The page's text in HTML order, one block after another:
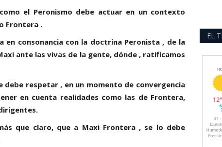
el Peronismo debe actuar en un contexto
Frontera .
en consonancia con la doctrina Peronista , de la
ante las vivas de la gente, dónde , ratificamos
respetar , en un momento de convergencia
en cuenta realidades como las de Frontera,
que claro, que a Maxi Frontera , se lo debe
EL